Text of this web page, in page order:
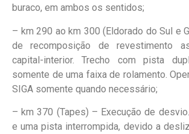
buraco, em ambos os sentidos;
– km 290 ao km 300 (Eldorado do Sul e
de recomposição de revestimento
capital-interior. Trecho com pista
somente de uma faixa de rolamento.
SIGA somente quando necessário;
– km 370 (Tapes) – Execução de
e uma pista interrompida, devido a